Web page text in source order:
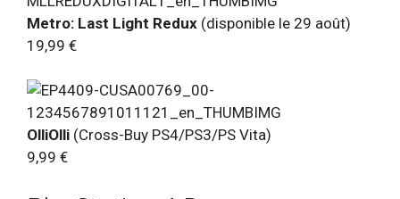
Metro: Last Light Redux (disponible le 29 août)
19,99 €
OlliOlli (Cross-Buy PS4/PS3/PS Vita)
9,99 €